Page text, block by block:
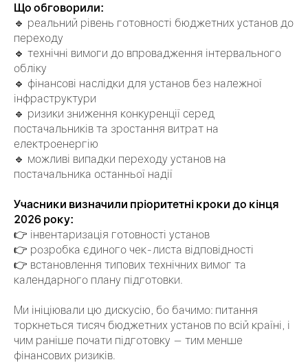
Що обговорили:
🔹 реальний рівень готовності бюджетних установ до
переходу
🔹 технічні вимоги до впровадження інтервального
обліку
🔹 фінансові наслідки для установ без належної
інфраструктури
🔹 ризики зниження конкуренції серед
постачальників та зростання витрат на
електроенергію
🔹 можливі випадки переходу установ на
постачальника останньої надії
Учасники визначили пріоритетні кроки до кінця
2026 року:
👉 інвентаризація готовності установ
👉 розробка єдиного чек-листа відповідності
👉 встановлення типових технічних вимог та
календарного плану підготовки.
Ми ініціювали цю дискусію, бо бачимо: питання
торкнеться тисяч бюджетних установ по всій країні, і
чим раніше почати підготовку — тим менше
фінансових ризиків.